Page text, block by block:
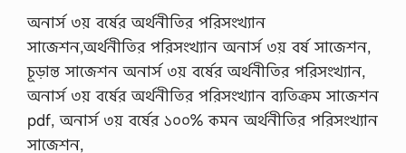
অনার্স ৩য় বর্ষের অর্থনীতির পরিসংখ্যান
সাজেশন,অর্থনীতির পরিসংখ্যান অনার্স ৩য় বর্ষ সাজেশন,
চূড়ান্ত সাজেশন অনার্স ৩য় বর্ষের অর্থনীতির পরিসংখ্যান,
অনার্স ৩য় বর্ষের অর্থনীতির পরিসংখ্যান ব্যতিক্রম সাজেশন
pdf, অনার্স ৩য় বর্ষের ১০০% কমন অর্থনীতির পরিসংখ্যান
সাজেশন,